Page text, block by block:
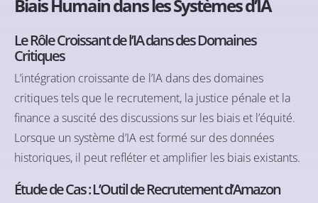
Biais Humain dans les Systèmes d’IA
Le Rôle Croissant de l’IA dans des Domaines
Critiques
L’intégration croissante de l’IA dans des domaines
critiques tels que le recrutement, la justice pénale et la
finance a suscité des discussions sur les biais et l’équité.
Lorsque un système d’IA est formé sur des données
historiques, il peut refléter et amplifier les biais existants.
Étude de Cas : L’Outil de Recrutement d’Amazon